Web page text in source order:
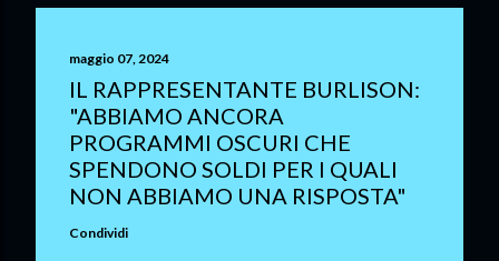
maggio 07, 2024
IL RAPPRESENTANTE BURLISON:
"ABBIAMO ANCORA
PROGRAMMI OSCURI CHE
SPENDONO SOLDI PER I QUALI
NON ABBIAMO UNA RISPOSTA"
Condividi